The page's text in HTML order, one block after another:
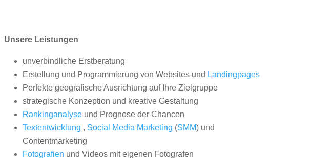
Unsere Leistungen
unverbindliche Erstberatung
Erstellung und Programmierung von Websites und Landingpages
Perfekte geografische Ausrichtung auf Ihre Zielgruppe
strategische Konzeption und kreative Gestaltung
Rankinganalyseund Prognose der Chancen
Textentwicklung , Social Media Marketing (SMM) und
Contentmarketing
Fotografien und Videos mit eigenen Fotografen